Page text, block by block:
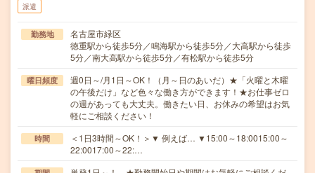
派遣
勤務地
名古屋市緑区
徳重駅から徒歩5分／鳴海駅から徒歩5分／大高駅から徒歩
5分／南大高駅から徒歩5分／有松駅から徒歩5分
曜日頻度
週0日～/月1日～OK！（月～日のあいだ）★「火曜と木曜
の午後だけ」など色々な働き方ができます！★お仕事ゼロ
の週があっても大丈夫。働きたい日、お休みの希望はお気
軽にご相談ください！
時間
＜1日3時間～OK！＞▼ 例えば… ▼15:00～18:0015:00～
22:0017:00～22:…